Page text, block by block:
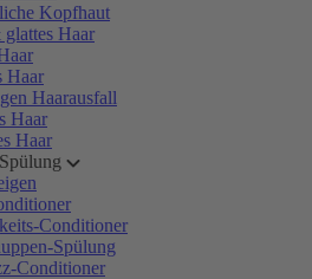
Kopfhaut
glattes Haar
Haar
Haarausfall
Haar
Haar
Conditioner
Spülung
Conditioner